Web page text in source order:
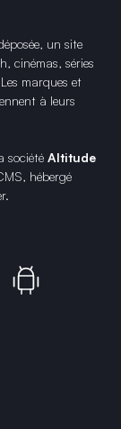
un site
cinémas, séries
marques et
à leurs
société Altitude
hébergé
.